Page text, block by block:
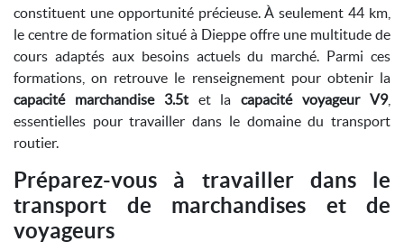
constituent une opportunité précieuse. À seulement 44 km,
le centre de formation situé à Dieppe offre une multitude de
cours adaptés aux besoins actuels du marché. Parmi ces
formations, on retrouve le renseignement pour obtenir la
capacité marchandise 3.5tet lacapacité voyageur V9,
essentielles pour travailler dans le domaine du transport
routier.
Préparez-vous à travailler dans le
transport de marchandises et de
voyageurs